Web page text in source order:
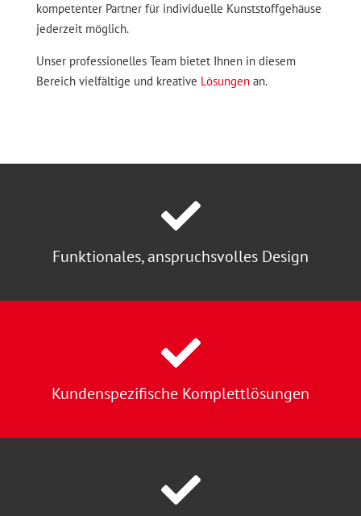
kompetenter Partner für individuelle Kunststoffgehäuse
jederzeit möglich.
Unser professionelles Team bietet Ihnen in diesem
Bereich vielfältige und kreative Lösungenan.

Funktionales, anspruchsvolles Design

Kundenspezifische Komplettlösungen
